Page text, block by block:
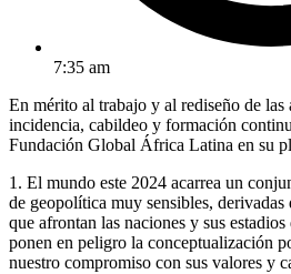
7:35 am
En mérito al trabajo y al rediseño de las
incidencia, cabildeo y formación
Fundación Global África Latina en su
1. El mundo este 2024 acarrea un
de geopolítica muy sensibles, derivadas
que afrontan las naciones y sus
ponen en peligro la conceptualización
nuestro compromiso con sus valores y